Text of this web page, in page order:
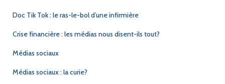
Doc Tik Tok : le ras-le-bol d’une infirmière
Crise financière : les médias nous disent-ils tout?
Médias sociaux
Médias sociaux : la curie?